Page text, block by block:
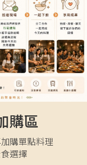
購區
購單點料理
選擇